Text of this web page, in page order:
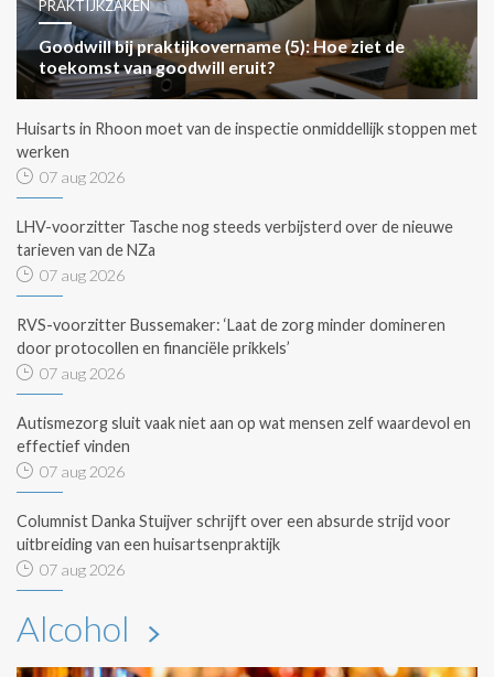
PRAKTIJKZAKEN
Goodwill bij praktijkovername (5): Hoe ziet de
toekomst van goodwill eruit?
Huisarts in Rhoon moet van de inspectie onmiddellijk stoppen met
werken
07 aug 2026
LHV-voorzitter Tasche nog steeds verbijsterd over de nieuwe
tarieven van de NZa
07 aug 2026
RVS-voorzitter Bussemaker: ‘Laat de zorg minder domineren
door protocollen en financiële prikkels’
07 aug 2026
Autismezorg sluit vaak niet aan op wat mensen zelf waardevol en
effectief vinden
07 aug 2026
Columnist Danka Stuijver schrijft over een absurde strijd voor
uitbreiding van een huisartsenpraktijk
07 aug 2026
Alcohol